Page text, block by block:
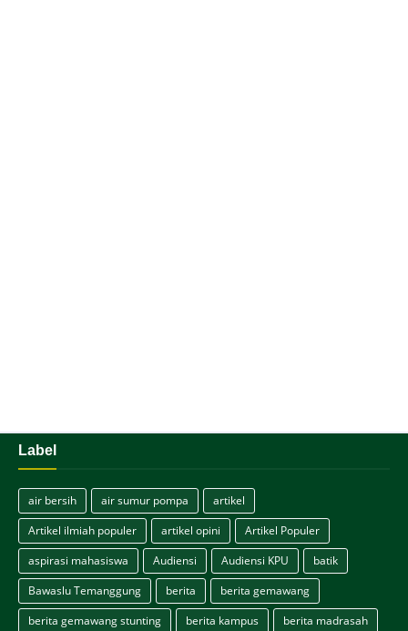
Label
air bersih air sumur pompa
artikel
Artikel ilmiah populer
artikel opini
Artikel Populer
aspirasi mahasiswa
Audiensi Audiensi KPU
batik
Bawaslu Temanggung
berita
berita gemawang
berita gemawang stunting
berita kampus
berita madrasah